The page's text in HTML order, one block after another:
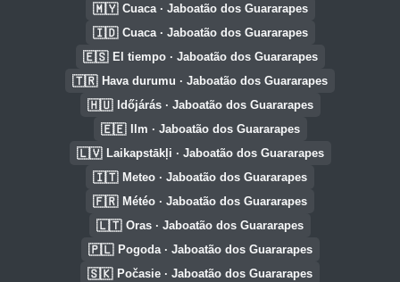
🇲🇾 Cuaca · Jaboatão dos Guararapes
🇮🇩 Cuaca · Jaboatão dos Guararapes
🇪🇸 El tiempo · Jaboatão dos Guararapes
🇹🇷 Hava durumu · Jaboatão dos Guararapes
🇭🇺 Időjárás · Jaboatão dos Guararapes
🇪🇪 Ilm · Jaboatão dos Guararapes
🇱🇻 Laikapstākļi · Jaboatão dos Guararapes
🇮🇹 Meteo · Jaboatão dos Guararapes
🇫🇷 Météo · Jaboatão dos Guararapes
🇱🇹 Oras · Jaboatão dos Guararapes
🇵🇱 Pogoda · Jaboatão dos Guararapes
🇸🇰 Počasie · Jaboatão dos Guararapes